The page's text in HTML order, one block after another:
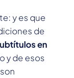
y es que
de
en
y de esos